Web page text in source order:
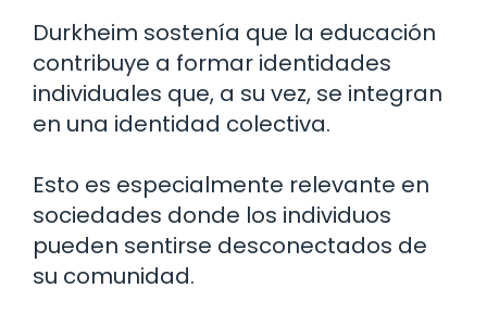
Durkheim sostenía que la educación
contribuye a formar identidades
individuales que, a su vez, se integran
en una identidad colectiva.
Esto es especialmente relevante en
sociedades donde los individuos
pueden sentirse desconectados de
su comunidad.